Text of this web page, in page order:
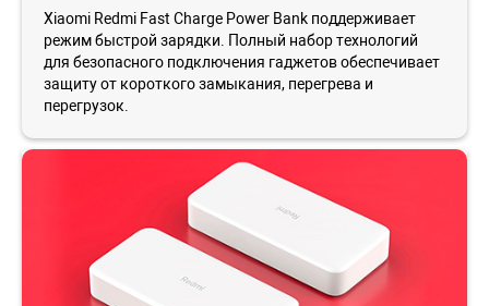
Xiaomi Redmi Fast Charge Power Bank поддерживает
режим быстрой зарядки. Полный набор технологий
для безопасного подключения гаджетов обеспечивает
защиту от короткого замыкания, перегрева и
перегрузок.